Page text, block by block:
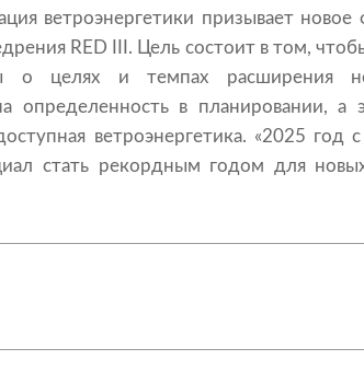
ветроэнергетики призывает новое
RED III. Цель состоит в том,
о целях и темпах расширения
определенность в планировании, а
ветроэнергетика. «2025 год
стать рекордным годом для